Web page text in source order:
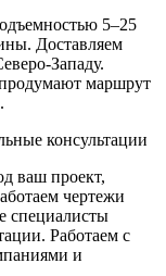
5–25
Доставляем
Западу.
маршрут
консультации
ваш проект,
чертежи
специалисты
Работаем с
и